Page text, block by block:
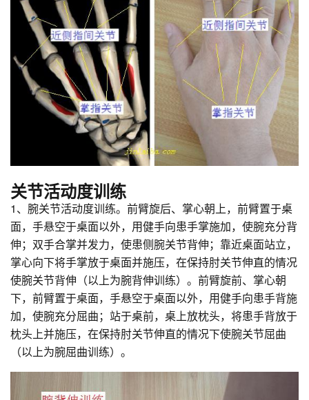
关节活动度训练
1、腕关节活动度训练。前臂旋后、掌心朝上，前臂置于桌
面，手悬空于桌面以外，用健手向患手掌施加，使腕充分背
伸；双手合掌并发力，使患侧腕关节背伸；靠近桌面站立，
掌心向下将手掌放于桌面并施压，在保持肘关节伸直的情况
使腕关节背伸（以上为腕背伸训练）。前臂旋前、掌心朝
下，前臂置于桌面，手悬空于桌面以外，用健手向患手背施
加，使腕充分屈曲；站于桌前，桌上放枕头，将患手背放于
枕头上并施压，在保持肘关节伸直的情况下使腕关节屈曲
（以上为腕屈曲训练）。